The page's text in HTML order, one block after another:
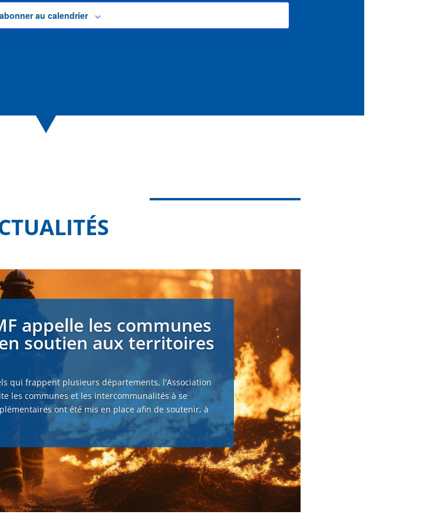
au calendrier
appelle les communes
soutien aux territoires
qui frappent plusieurs départements, l'Association
les communes et les intercommunalités à se
ont été mis en place afin de soutenir, à